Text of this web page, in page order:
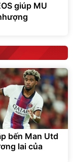
giúp MU
bến Man Utd
lai của